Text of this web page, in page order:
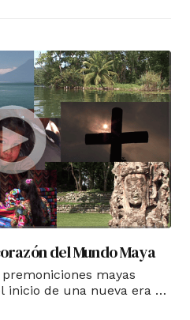
del Mundo Maya
mayas
inicio de una nueva era ya
la filosofía y el